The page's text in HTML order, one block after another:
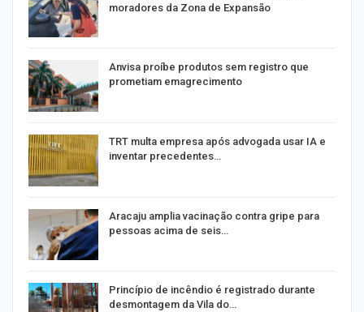
moradores da Zona de Expansão
Anvisa proíbe produtos sem registro que
prometiam emagrecimento
TRT multa empresa após advogada usar IA e
inventar precedentes…
Aracaju amplia vacinação contra gripe para
pessoas acima de seis…
Princípio de incêndio é registrado durante
desmontagem da Vila do…